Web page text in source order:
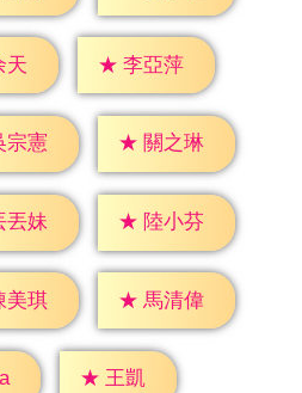
天 ★ 李亞萍
宗憲 ★ 關之琳
丟妹 ★ 陸小芬
美琪 ★ 馬清偉
★ 王凱